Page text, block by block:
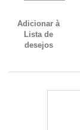
Adicionar à
Lista de
desejos